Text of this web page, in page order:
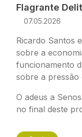
Flagrante
07.05.2026
Ricardo Santos
sobre a
funcionamento
sobre a pressão
O adeus a
no final deste